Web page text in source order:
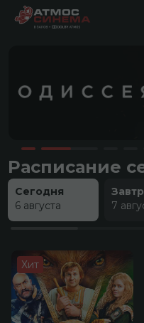
Расписание
Сегодня
6 августа
7
Хит